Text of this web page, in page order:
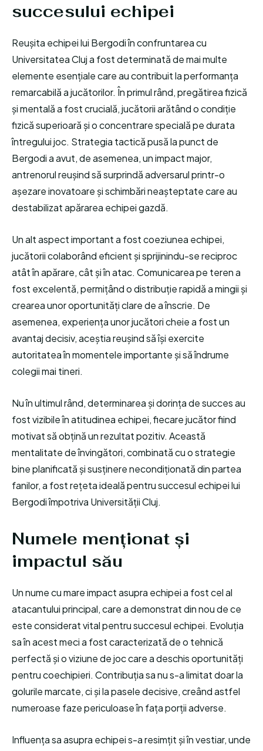
succesului echipei
Reușita echipei lui Bergodi în confruntarea cu
Universitatea Cluj a fost determinată de mai multe
elemente esențiale care au contribuit la performanța
remarcabilă a jucătorilor. În primul rând, pregătirea fizică
și mentală a fost crucială, jucătorii arătând o condiție
fizică superioară și o concentrare specială pe durata
întregului joc. Strategia tactică pusă la punct de
Bergodi a avut, de asemenea, un impact major,
antrenorul reușind să surprindă adversarul printr-o
așezare inovatoare și schimbări neașteptate care au
destabilizat apărarea echipei gazdă.
Un alt aspect important a fost coeziunea echipei,
jucătorii colaborând eficient și sprijinindu-se reciproc
atât în apărare, cât și în atac. Comunicarea pe teren a
fost excelentă, permițând o distribuție rapidă a mingii și
crearea unor oportunități clare de a înscrie. De
asemenea, experiența unor jucători cheie a fost un
avantaj decisiv, aceștia reușind să își exercite
autoritatea în momentele importante și să îndrume
colegii mai tineri.
Nu în ultimul rând, determinarea și dorința de succes au
fost vizibile în atitudinea echipei, fiecare jucător fiind
motivat să obțină un rezultat pozitiv. Această
mentalitate de învingători, combinată cu o strategie
bine planificată și susținere necondiționată din partea
fanilor, a fost rețeta ideală pentru succesul echipei lui
Bergodi împotriva Universității Cluj.
Numele menționat și
impactul său
Un nume cu mare impact asupra echipei a fost cel al
atacantului principal, care a demonstrat din nou de ce
este considerat vital pentru succesul echipei. Evoluția
sa în acest meci a fost caracterizată de o tehnică
perfectă și o viziune de joc care a deschis oportunități
pentru coechipieri. Contribuția sa nu s-a limitat doar la
golurile marcate, ci și la pasele decisive, creând astfel
numeroase faze periculoase în fața porții adverse.
Influența sa asupra echipei s-a resimțit și în vestiar, unde